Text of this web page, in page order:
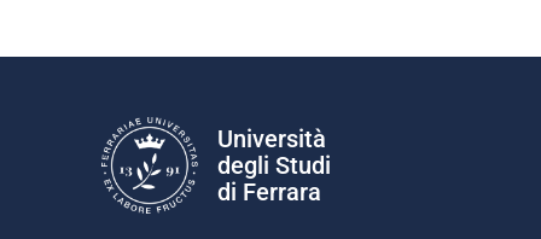
Università
degli Studi
di Ferrara